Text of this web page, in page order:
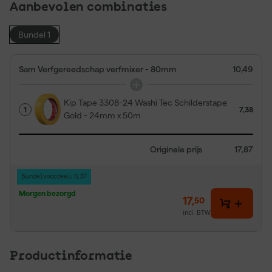
Aanbevolen combinaties
Bundel 1
Sam Verfgereedschap verfmixer - 80mm 10,49
1
Kip Tape 3308-24 Washi Tec Schilderstape
Gold - 24mm x 50m
7,38
Originele prijs 17,87
Bundelvoordeel: 0,37
Morgen bezorgd
17,50
incl. BTW
Productinformatie